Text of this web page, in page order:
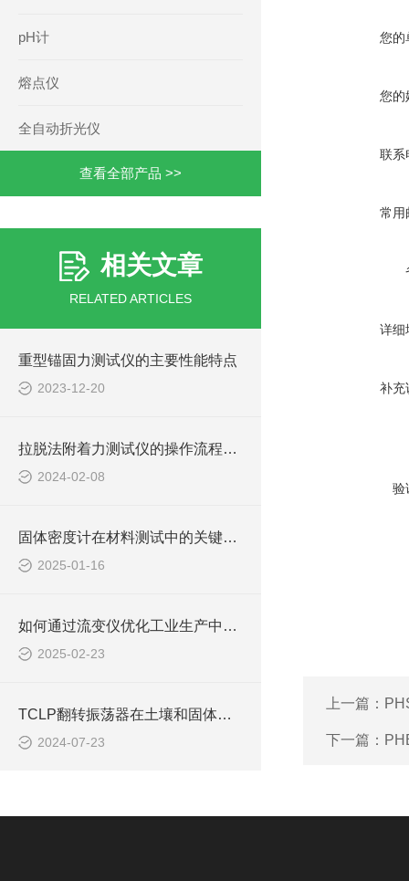
pH计
熔点仪
全自动折光仪
查看全部产品 >>
相关文章
RELATED ARTICLES
重型锚固力测试仪的主要性能特点
2023-12-20
拉脱法附着力测试仪的操作流程与技术指南
2024-02-08
固体密度计在材料测试中的关键作用说明
2025-01-16
如何通过流变仪优化工业生产中的材料性能？
2025-02-23
TCLP翻转振荡器在土壤和固体废物测试中的作用
2024-07-23
您的
您的
联系
常用
详细
补充
验
上一篇：
下一篇：